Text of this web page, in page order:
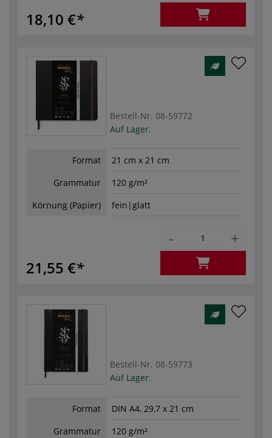
18,10 €
Bestell-Nr. 08-59772
Auf Lager.
Format
21 cm x 21 cm
Grammatur
120 g/m²
Körnung (Papier)
fein|glatt
21,55 €
- +
Bestell-Nr. 08-59773
Auf Lager.
Format
DIN A4, 29,7 x 21 cm
Grammatur
120 g/m²